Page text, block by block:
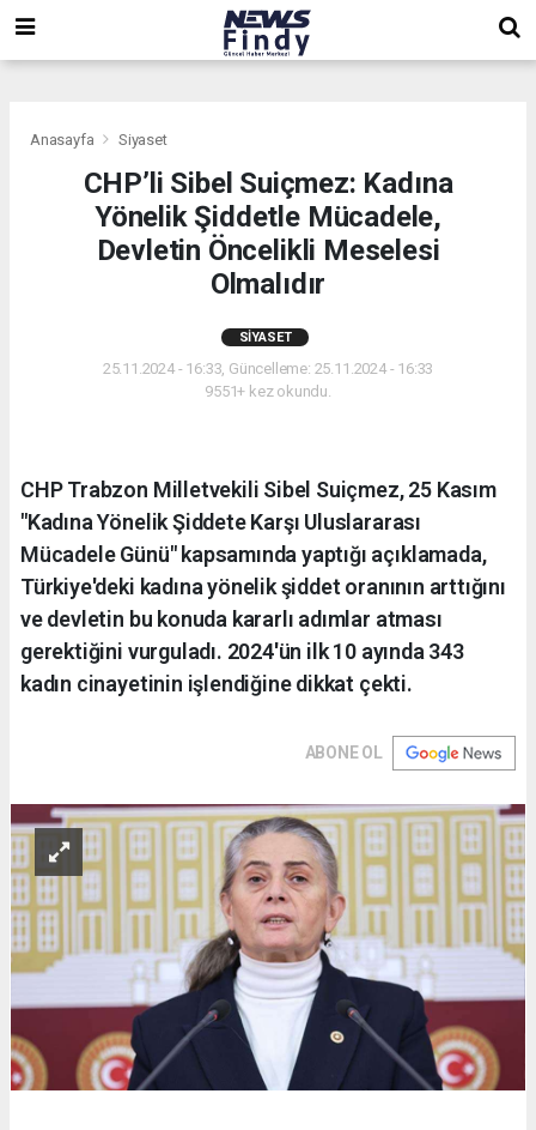
Anasayfa Siyaset
CHP’li Sibel Suiçmez: Kadına
Yönelik Şiddetle Mücadele,
Devletin Öncelikli Meselesi
Olmalıdır
SIYASET
25.11.2024 - 16:33, Güncelleme: 25.11.2024 - 16:33
9551+ kez okundu.
CHP Trabzon Milletvekili Sibel Suiçmez, 25 Kasım
"Kadına Yönelik Şiddete Karşı Uluslararası
Mücadele Günü" kapsamında yaptığı açıklamada,
Türkiye'deki kadına yönelik şiddet oranının arttığını
ve devletin bu konuda kararlı adımlar atması
gerektiğini vurguladı. 2024'ün ilk 10 ayında 343
kadın cinayetinin işlendiğine dikkat çekti.
ABONE OL